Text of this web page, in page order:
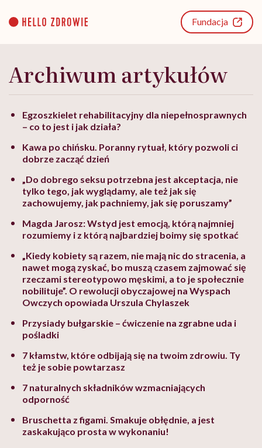
content
Fundacja
Archiwum artykułów
Egzoszkielet rehabilitacyjny dla niepełnosprawnych
– co to jest i jak działa?
Kawa po chińsku. Poranny rytuał, który pozwoli ci
dobrze zacząć dzień
„Do dobrego seksu potrzebna jest akceptacja, nie
tylko tego, jak wyglądamy, ale też jak się
zachowujemy, jak pachniemy, jak się poruszamy”
Magda Jarosz: Wstyd jest emocją, którą najmniej
rozumiemy i z którą najbardziej boimy się spotkać
„Kiedy kobiety są razem, nie mają nic do stracenia, a
nawet mogą zyskać, bo muszą czasem zajmować się
rzeczami stereotypowo męskimi, a to je społecznie
nobilituje”. O rewolucji obyczajowej na Wyspach
Owczych opowiada Urszula Chylaszek
Przysiady bułgarskie – ćwiczenie na zgrabne uda i
pośladki
7 kłamstw, które odbijają się na twoim zdrowiu. Ty
też je sobie powtarzasz
7 naturalnych składników wzmacniających
odporność
Bruschetta z figami. Smakuje obłędnie, a jest
zaskakująco prosta w wykonaniu!